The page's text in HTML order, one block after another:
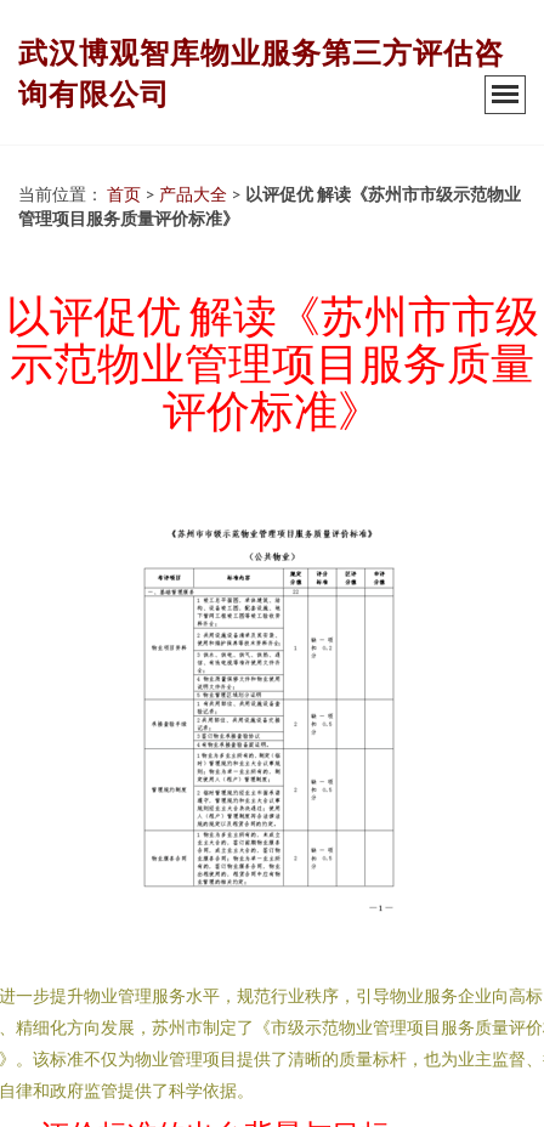
武汉博观智库物业服务第三方评估咨
询有限公司
当前位置： 首页 > 产品大全 > 以评促优 解读《苏州市市级示范物业
管理项目服务质量评价标准》
以评促优 解读《苏州市市级
示范物业管理项目服务质量
评价标准》
一步提升物业管理服务水平，规范行业秩序，引导物业服务企业向高标
精细化方向发展，苏州市制定了《市级示范物业管理项目服务质量评
。该标准不仅为物业管理项目提供了清晰的质量标杆，也为业主监督
律和政府监管提供了科学依据。